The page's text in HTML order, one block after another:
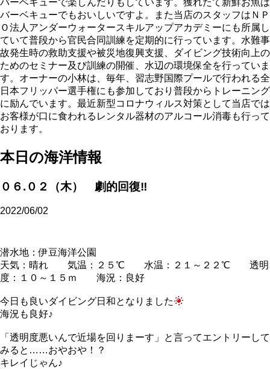
バーベキューでもおいしいですよ。また当店のスタッフはＮＰ
Ｏ法人アンダーウォータースキルアップアカデミーにも所属し
ていて普段から官民合同訓練を定期的に行っています。水難事
故発生時の救助支援や被災地復興支援、ダイビング技術向上の
ためのセミナー及び訓練の開催、水辺の環境保全を行っていま
す。オーナーの小林は、毎年、習志野国際プールで行われる全
日本フリッパー選手権にも参加しており普段からトレーニング
に励んでいます。最近新型コロナウィルス対策として当店では
お客様が口に食われるレンタル器材のアルコール消毒も行って
おります。
本日の海洋情報
０６.０２（木） 劇的回復‼
2022/06/02
潜水地：伊豆海洋公園
天気：晴れ 気温：２５℃ 水温：２１～２２℃ 透明
度：１０～１５ｍ 海況：良好
今日も良いダイビング日和となりました
海況も良好♪
「透明度悪いんで近場を回りまーす」と言ってエントリーして
みると……おやおや！？
キレイじゃん♪